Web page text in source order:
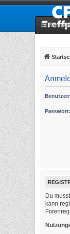
Passwort:
Du
kann